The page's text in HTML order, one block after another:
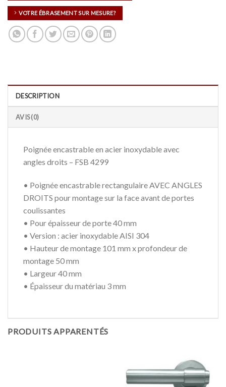
VOTRE ÉBRASEMENT SUR MESURE?
DESCRIPTION
AVIS (0)
Poignée encastrable en acier inoxydable avec
angles droits – FSB 4299
• Poignée encastrable rectangulaire AVEC ANGLES
DROITS pour montage sur la face avant de portes
coulissantes
• Pour épaisseur de porte 40 mm
• Version : acier inoxydable AISI 304
• Hauteur de montage 101 mm x profondeur de
montage 50 mm
• Largeur 40 mm
• Épaisseur du matériau 3 mm
PRODUITS APPARENTÉS